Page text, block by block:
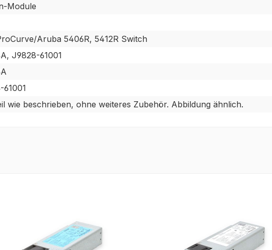
Module
Aruba 5406R, 5412R Switch
J9828-61001
wie beschrieben, ohne weiteres Zubehör. Abbildung ähnlich.